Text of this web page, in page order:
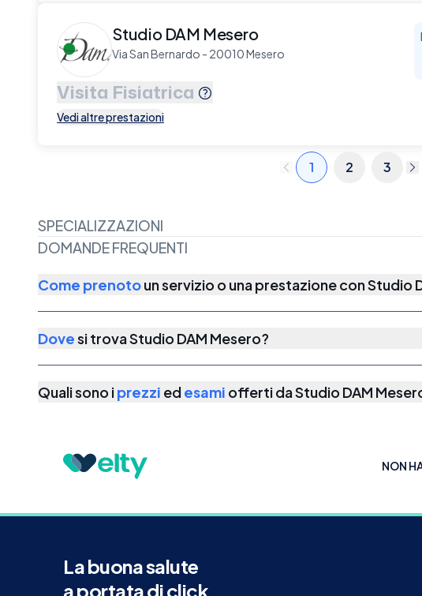
Studio DAM Mesero
Via San Bernardo - 20010 Mesero
Visita Fisiatrica
Vedi altre prestazioni
1 2 3
SPECIALIZZAZIONI
DOMANDE FREQUENTI
Come prenotoun servizio o una prestazione conStudio
Dovesi trovaStudio DAM Mesero?
Quali sono iprezzi edesami offerti daStudio DAM
NON
La buona salute
a portata di click.